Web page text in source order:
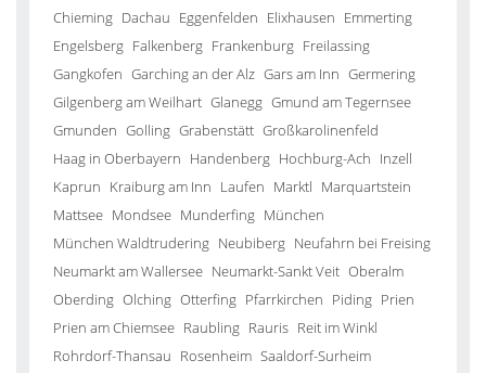
Chieming Dachau Eggenfelden Elixhausen Emmerting
Engelsberg Falkenberg Frankenburg Freilassing
Gangkofen Garching an der Alz Gars am Inn Germering
Gilgenberg am Weilhart Glanegg Gmund am Tegernsee
Gmunden Golling Grabenstätt Großkarolinenfeld
Haag in Oberbayern Handenberg Hochburg-Ach Inzell
Kaprun Kraiburg am Inn Laufen Marktl Marquartstein
Mattsee Mondsee Munderfing München
München Waldtrudering Neubiberg Neufahrn bei Freising
Neumarkt am Wallersee Neumarkt-Sankt Veit Oberalm
Oberding Olching Otterfing Pfarrkirchen Piding Prien
Prien am Chiemsee Raubling Rauris Reit im Winkl
Rohrdorf-Thansau Rosenheim Saaldorf-Surheim